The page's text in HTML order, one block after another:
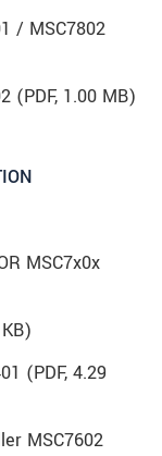
/ MSC7802
(PDF, 1.00 MB)
MSC7x0x
(PDF, 4.29
MSC7602